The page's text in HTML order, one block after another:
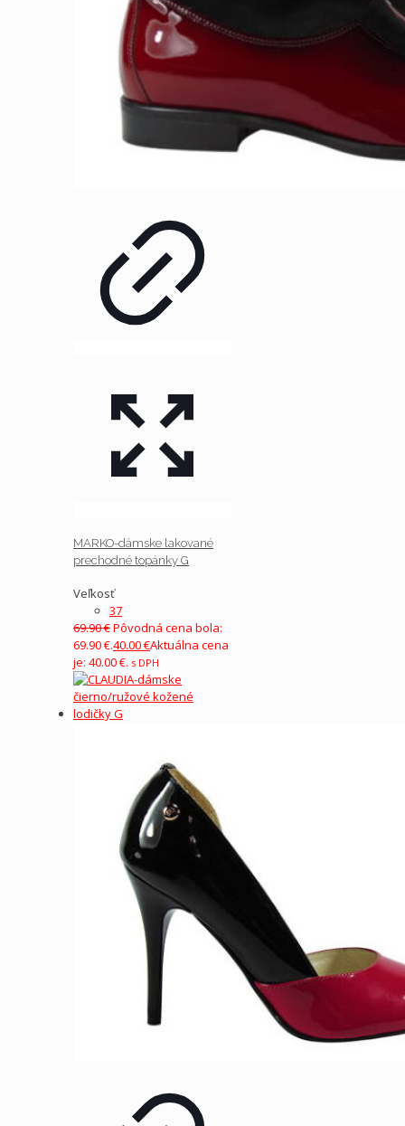
MARKO-dámske lakované
prechodné topánky G
Veľkosť
37
69.90€Pôvodná cena bola:
69.90 €.40.00€Aktuálna cena
je: 40.00 €. s DPH